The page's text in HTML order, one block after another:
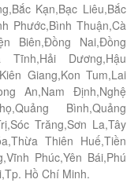
Kạn,Bạc Liêu,Bắc
Phước,Bình Thuận,Cà
Biên,Đồng Nai,Đồng
Tĩnh,Hải Dương,Hậu
Giang,Kon Tum,Lai
An,Nam Định,Nghệ
Bình,Quảng
Trăng,Sơn La,Tây
Thiên Huế,Tiền
Phúc,Yên Bái,Phú
Hồ Chí Minh.